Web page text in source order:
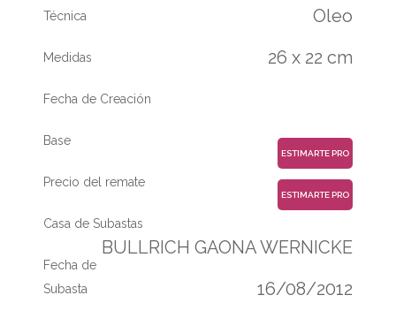
Técnica Oleo
Medidas 26 x 22 cm
Fecha de Creación
Base
ESTIMARTE PRO
Precio del remate
ESTIMARTE PRO
Casa de Subastas
BULLRICH GAONA WERNICKE
Fecha de
Subasta
16/08/2012